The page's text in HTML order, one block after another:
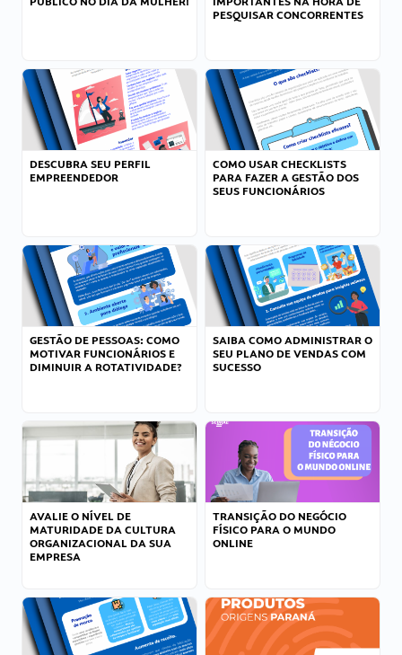
PESQUISAR CONCORRENTES
DESCUBRA SEU PERFIL
EMPREENDEDOR
COMO USAR CHECKLISTS
PARA FAZER A GESTÃO DOS
SEUS FUNCIONÁRIOS
GESTÃO DE PESSOAS: COMO
MOTIVAR FUNCIONÁRIOS E
DIMINUIR A ROTATIVIDADE?
SAIBA COMO ADMINISTRAR O
SEU PLANO DE VENDAS COM
SUCESSO
AVALIE O NÍVEL DE
MATURIDADE DA CULTURA
ORGANIZACIONAL DA SUA
EMPRESA
TRANSIÇÃO DO NEGÓCIO
FÍSICO PARA O MUNDO
ONLINE